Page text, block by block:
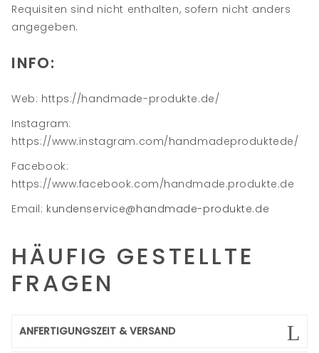
Requisiten sind nicht enthalten, sofern nicht anders
angegeben.
INFO:
Web: https://handmade-produkte.de/
Instagram:
https://www.instagram.com/handmadeproduktede/
Facebook:
https://www.facebook.com/handmade.produkte.de
Email: kundenservice@handmade-produkte.de
HÄUFIG GESTELLTE
FRAGEN
ANFERTIGUNGSZEIT & VERSAND